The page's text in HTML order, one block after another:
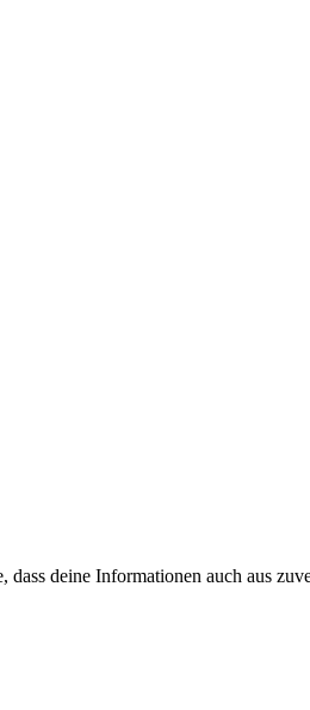
deine Informationen auch aus